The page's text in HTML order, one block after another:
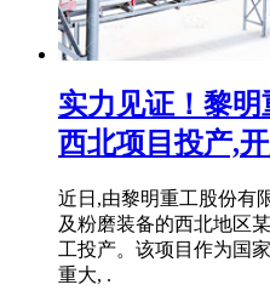
实力见证！黎
西北项目投产,
近日,由黎明重工股份有
及粉磨装备的西北地区
工投产。该项目作为国
重大, .